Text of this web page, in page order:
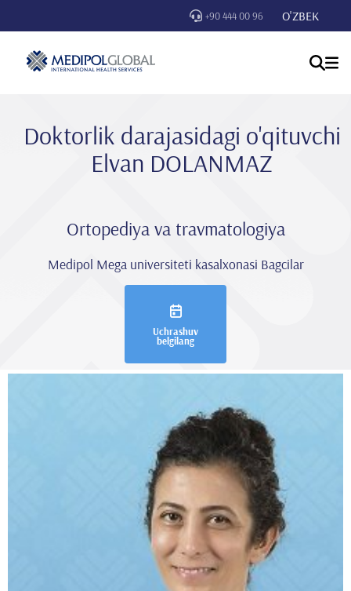
+90 444 00 96 O'ZBEK
Doktorlik darajasidagi o'qituvchi
Elvan DOLANMAZ
Ortopediya va travmatologiya
Medipol Mega universiteti kasalxonasi Bagcilar
Uchrashuv
belgilang